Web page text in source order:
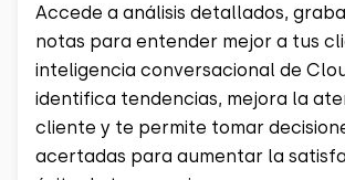
Accede a análisis detallados,
notas para entender mejor a tus
inteligencia conversacional de
identifica tendencias, mejora la
cliente y te permite tomar
acertadas para aumentar la